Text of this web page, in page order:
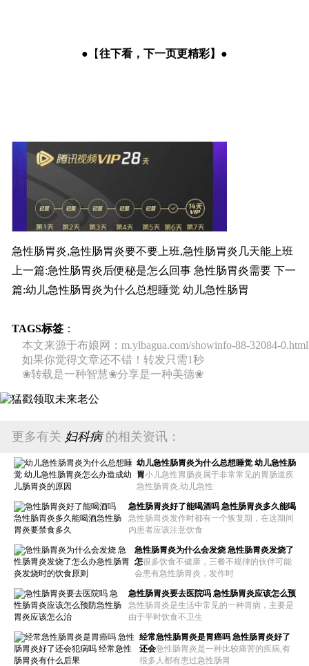
●【往下看，下一页更精彩】 ●
急性肠胃炎,急性肠胃炎要不要上班,急性肠胃炎几天能上班
上一篇:急性肠胃炎后便秘是怎么回事 急性肠胃炎需要 下一
篇:幼儿急性肠胃炎为什么总想睡觉 幼儿急性肠胃
TAGS标签 ：
本文来源于布娘网：m.ylbagua.com/showinfo-88-32084-0.html
如果你觉得文章还不错！转发只需1秒
❀转载是一种智慧❀分享是一种美德❀
更多有关 妇科病 的相关资讯：
幼儿急性肠胃炎为什么总想睡觉 幼儿急性肠
胃小儿急性胃肠炎属于非常常见的胃肠道疾
急性肠胃炎,幼儿急性
急性肠胃炎好了能喝酒吗 急性肠胃炎多久能喝
急性肠胃炎发作时都有一个恢复期，在这期间
内患者应该注意饮食
急性肠胃炎为什么会发烧 急性肠胃炎发烧了
怎很多饮食不健康，三餐不规律的伙伴可能
会患有急性肠胃炎，发作时
急性肠胃炎要去医院吗 急性肠胃炎应该怎么预
急性肠胃炎是生活中常见的一种胃病，主要是
由于平时饮食不卫生
经常急性肠胃炎是胃癌吗 急性肠胃炎好了
还会急性肠胃炎是一种比较痛苦的疾病,有
很多人都有患过急性肠胃